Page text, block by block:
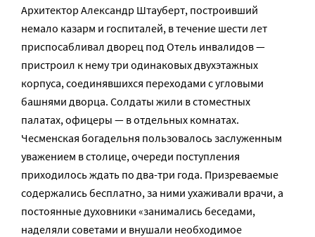
Архитектор Александр Штауберт, построивший
немало казарм и госпиталей, в течение шести лет
приспосабливал дворец под Отель инвалидов —
пристроил к нему три одинаковых двухэтажных
корпуса, соединявшихся переходами с угловыми
башнями дворца. Солдаты жили в стоместных
палатах, офицеры — в отдельных комнатах.
Чесменская богадельня пользовалось заслуженным
уважением в столице, очереди поступления
приходилось ждать по два-три года. Призреваемые
содержались бесплатно, за ними ухаживали врачи, а
постоянные духовники «занимались беседами,
наделяли советами и внушали необходимое